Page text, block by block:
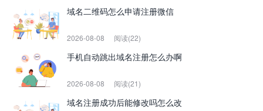
域名二维码怎么申请注册微信
2026-08-08 阅读(22)
手机自动跳出域名注册怎么办啊
2026-08-08 阅读(21)
域名注册成功后能修改吗怎么改